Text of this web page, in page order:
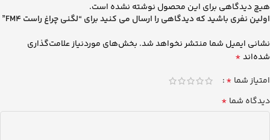
هیچ دیدگاهی برای این محصول نوشته نشده است.
اولین نفری باشید که دیدگاهی را ارسال می کنید برای “لگنی چراغ راست FM4”
نشانی ایمیل شما منتشر نخواهد شد. بخش‌های موردنیاز علامت‌گذاری
شده‌اند*
امتیاز شما *
دیدگاه شما *